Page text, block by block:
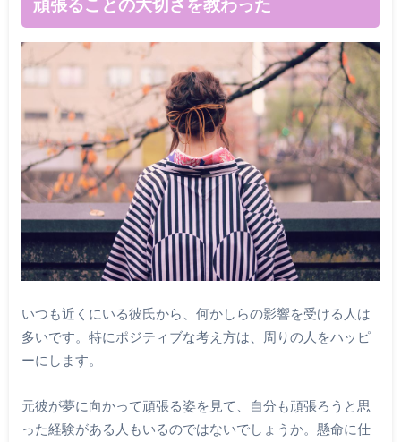
いつも近くにいる彼氏から、何かしらの影響を受ける人は
多いです。特にポジティブな考え方は、周りの人をハッピ
ーにします。
元彼が夢に向かって頑張る姿を見て、自分も頑張ろうと思
った経験がある人もいるのではないでしょうか。懸命に仕